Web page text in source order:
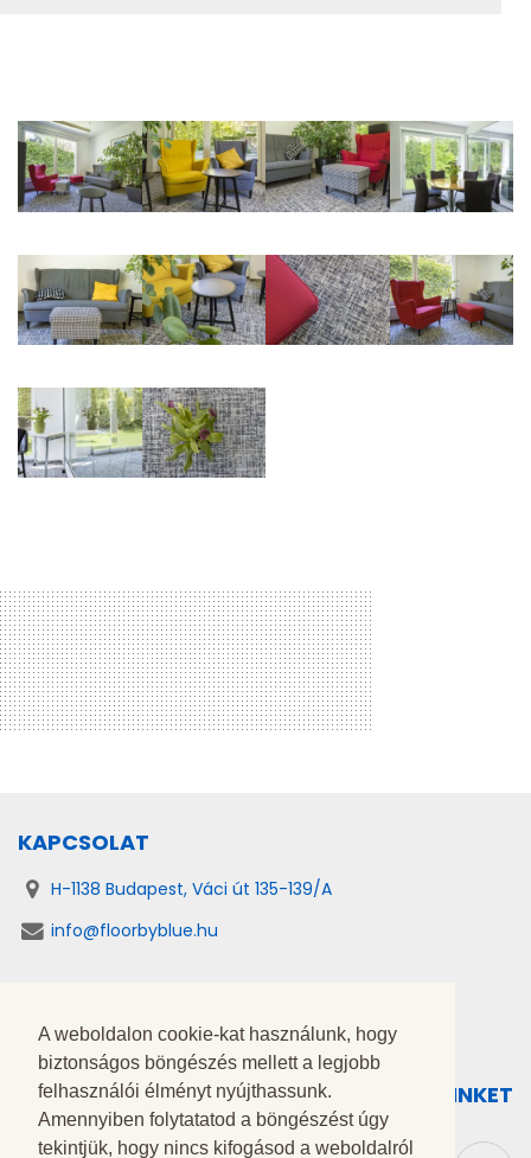
A weboldalon cookie-kat használunk, hogy
biztonságos böngészés mellett a legjobb
felhasználói élményt nyújthassunk.
Amennyiben folytatatod a böngészést úgy
tekintjük, hogy nincs kifogásod a weboldalról
KAPCSOLAT
H-1138 Budapest, Váci út 135-139/A
info@floorbyblue.hu
Adatkezelési tájékoztató
KÖVESS MINKET